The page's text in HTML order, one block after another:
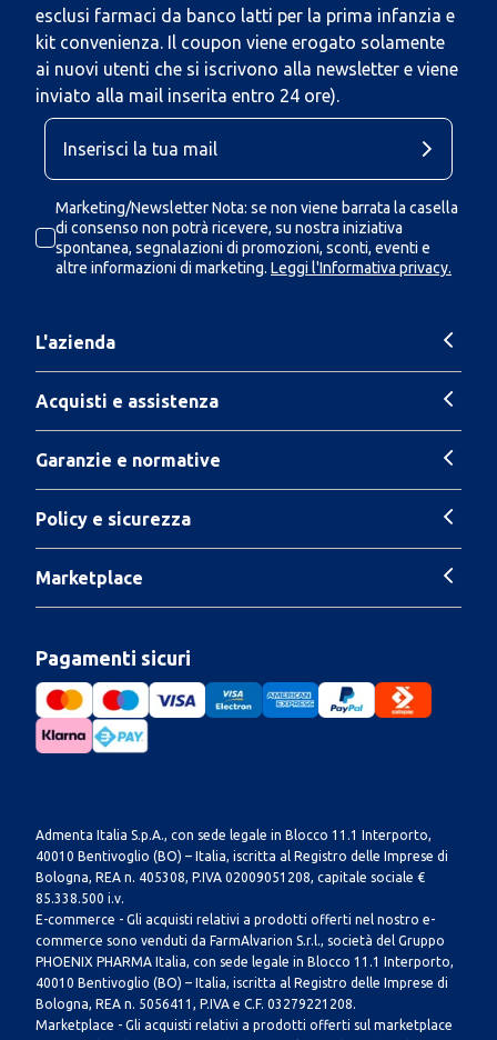
esclusi farmaci da banco latti per la prima infanzia e
kit convenienza. Il coupon viene erogato solamente
ai nuovi utenti che si iscrivono alla newsletter e viene
inviato alla mail inserita entro 24 ore).
Marketing/Newsletter Nota: se non viene barrata la casella
di consenso non potrà ricevere, su nostra iniziativa
spontanea, segnalazioni di promozioni, sconti, eventi e
altre informazioni di marketing. Leggi l'Informativa privacy.
L'azienda
Acquisti e assistenza
Garanzie e normative
Policy e sicurezza
Marketplace
Pagamenti sicuri
Admenta Italia S.p.A., con sede legale in Blocco 11.1 Interporto,
40010 Bentivoglio (BO) – Italia, iscritta al Registro delle Imprese di
Bologna, REA n. 405308, P.IVA 02009051208, capitale sociale €
85.338.500 i.v.
E-commerce - Gli acquisti relativi a prodotti offerti nel nostro e-
commerce sono venduti da FarmAlvarion S.r.l., società del Gruppo
PHOENIX PHARMA Italia, con sede legale in Blocco 11.1 Interporto,
40010 Bentivoglio (BO) – Italia, iscritta al Registro delle Imprese di
Bologna, REA n. 5056411, P.IVA e C.F. 03279221208.
Marketplace - Gli acquisti relativi a prodotti offerti sul marketplace